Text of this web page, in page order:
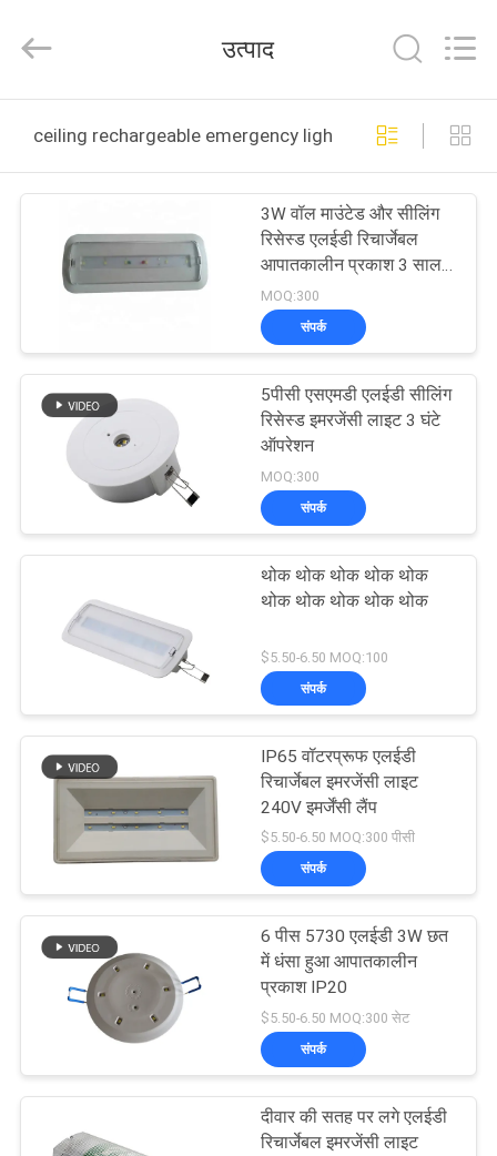
उत्पादों
कारखाना
भ्रमण
नियंत्रण
एक
उद्धरण
विनती
करे
साइटमैप
गोपनीयता
नीति
Technology
Co.,Ltd.
Reserved.
उत्पाद
ceiling rechargeable emergency light ऑनलाइन निर्माण
3W वॉल माउंटेड और सीलिंग
रिसेस्ड एलईडी रिचार्जेबल
आपातकालीन प्रकाश 3 साल
की वारंटी और 180 मिनट
बैकअप के साथ
MOQ:300
संपर्क
5पीसी एसएमडी एलईडी सीलिंग
रिसेस्ड इमरजेंसी लाइट 3 घंटे
ऑपरेशन
MOQ:300
संपर्क
थोक थोक थोक थोक थोक
थोक थोक थोक थोक थोक
$5.50-6.50 MOQ:100
संपर्क
IP65 वॉटरप्रूफ एलईडी
रिचार्जेबल इमरजेंसी लाइट
240V इमर्जेंसी लैंप
$5.50-6.50 MOQ:300 पीसी
संपर्क
6 पीस 5730 एलईडी 3W छत
में धंसा हुआ आपातकालीन
प्रकाश IP20
$5.50-6.50 MOQ:300 सेट
संपर्क
दीवार की सतह पर लगे एलईडी
रिचार्जेबल इमरजेंसी लाइट